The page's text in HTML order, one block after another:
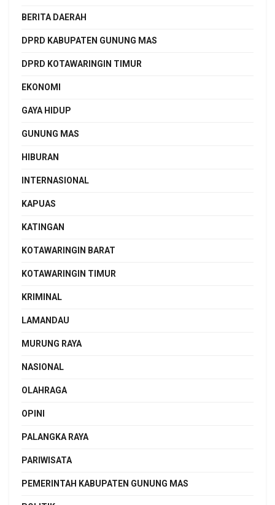
BERITA DAERAH
DPRD KABUPATEN GUNUNG MAS
DPRD KOTAWARINGIN TIMUR
EKONOMI
GAYA HIDUP
GUNUNG MAS
HIBURAN
INTERNASIONAL
KAPUAS
KATINGAN
KOTAWARINGIN BARAT
KOTAWARINGIN TIMUR
KRIMINAL
LAMANDAU
MURUNG RAYA
NASIONAL
OLAHRAGA
OPINI
PALANGKA RAYA
PARIWISATA
PEMERINTAH KABUPATEN GUNUNG MAS